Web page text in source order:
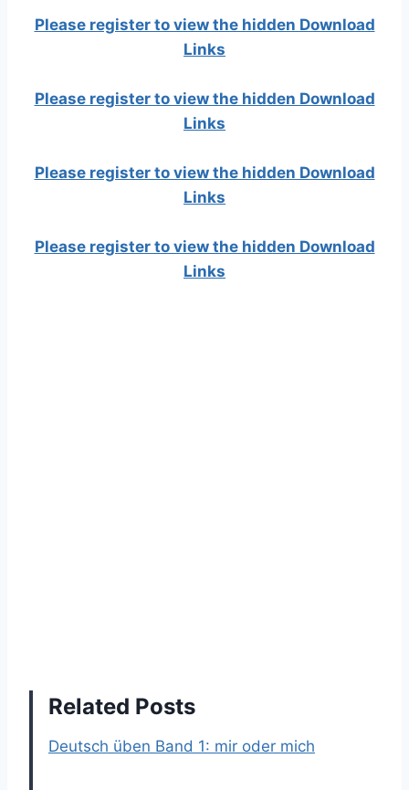
Please register to view the hidden Download
Links
Please register to view the hidden Download
Links
Please register to view the hidden Download
Links
Please register to view the hidden Download
Links
Related Posts
Deutsch üben Band 1: mir oder mich